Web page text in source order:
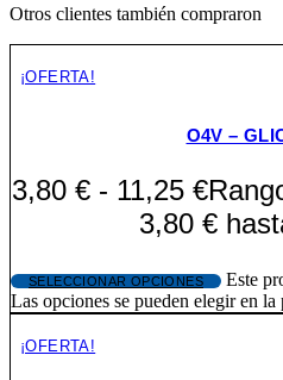
Otros clientes también compraron
¡OFERTA!
O4V –
3,80 € - 11,25 €
3,80 €
SELECCIONAR OPCIONES
Este
Las opciones se pueden elegir en
¡OFERTA!